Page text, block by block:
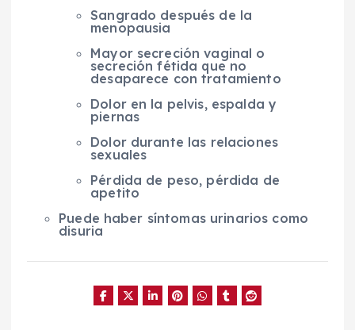
Sangrado después de la
menopausia
Mayor secreción vaginal o
secreción fétida que no
desaparece con tratamiento
Dolor en la pelvis, espalda y
piernas
Dolor durante las relaciones
sexuales
Pérdida de peso, pérdida de
apetito
Puede haber síntomas urinarios como
disuria